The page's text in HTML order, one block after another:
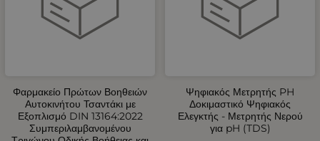
Φαρμακείο Πρώτων Βοηθειών
Αυτοκινήτου Τσαντάκι με
Εξοπλισμό DIN 13164:2022
Συμπεριλαμβανομένου
Ψηφιακός Μετρητής PH
Δοκιμαστικό Ψηφιακός
Ελεγκτής - Μετρητής Νερού
για pH (TDS)